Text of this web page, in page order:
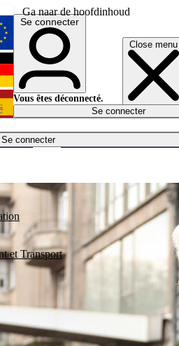
Ga naar de hoofdinhoud
Close menu
Se connecter
et Transport
English
Deutsch
Español
Se connecter
Vous êtes déconnecté.
Se connecter